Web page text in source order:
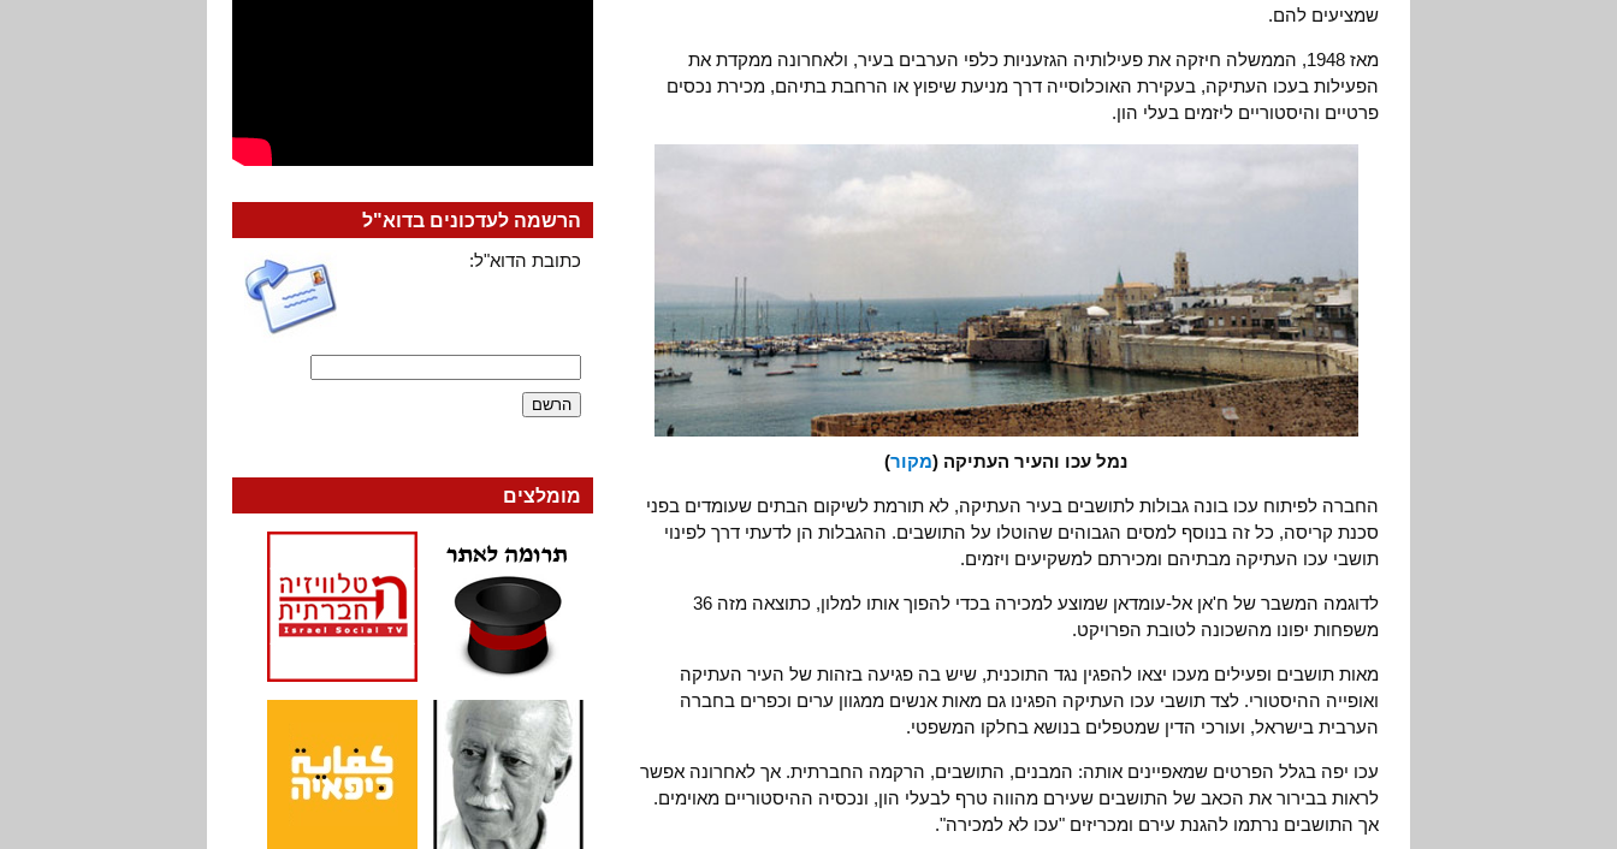
שמציעים להם.
מאז 1948, הממשלה חיזקה את פעילותיה הגזעניות כלפי הערבים בעיר, ולאחרונה ממקדת את
הפעילות בעכו העתיקה, בעקירת האוכלוסייה דרך מניעת שיפוץ או הרחבת בתיהם, מכירת נכסים
פרטיים והיסטוריים ליזמים בעלי הון.
נמל עכו והעיר העתיקה (מקור)
החברה לפיתוח עכו בונה גבולות לתושבים בעיר העתיקה, לא תורמת לשיקום הבתים שעומדים בפני
סכנת קריסה, כל זה בנוסף למסים הגבוהים שהוטלו על התושבים. ההגבלות הן לדעתי דרך לפינוי
תושבי עכו העתיקה מבתיהם ומכירתם למשקיעים ויזמים.
לדוגמה המשבר של ח'אן אל-עומדאן שמוצע למכירה בכדי להפוך אותו למלון, כתוצאה מזה 36
משפחות יפונו מהשכונה לטובת הפרויקט.
מאות תושבים ופעילים מעכו יצאו להפגין נגד התוכנית, שיש בה פגיעה בזהות של העיר העתיקה
ואופייה ההיסטורי. לצד תושבי עכו העתיקה הפגינו גם מאות אנשים ממגוון ערים וכפרים בחברה
הערבית בישראל, ועורכי הדין שמטפלים בנושא בחלקו המשפטי.
עכו יפה בגלל הפרטים שמאפיינים אותה: המבנים, התושבים, הרקמה החברתית. אך לאחרונה אפשר
לראות בבירור את הכאב של התושבים שעירם מהווה טרף לבעלי הון, ונכסיה ההיסטוריים מאוימים.
אך התושבים נרתמו להגנת עירם ומכריזים "עכו לא למכירה".
הרשמה לעדכונים בדוא"ל
כתובת הדוא"ל:
מומלצים